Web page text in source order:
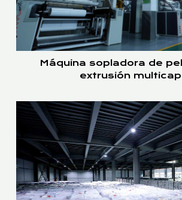
Máquina sopladora de
extrusión